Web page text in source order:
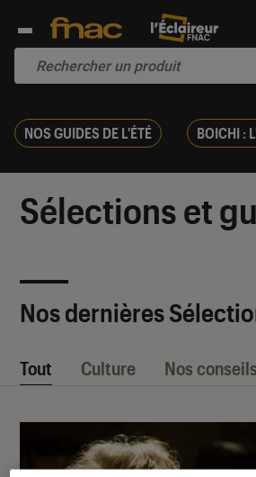
NOS GUIDES DE L'ÉTÉ BOICHI :
Sélections et
Nos dernières
Tout Culture Nos conseils